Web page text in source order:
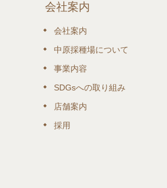
会社案内
会社案内
中原採種場について
事業内容
SDGsへの取り組み
店舗案内
採用